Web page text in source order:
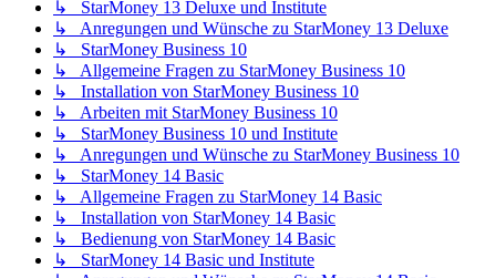
↳ StarMoney 13 Deluxe und Institute
↳ Anregungen und Wünsche zu StarMoney 13 Deluxe
↳ StarMoney Business 10
↳ Allgemeine Fragen zu StarMoney Business 10
↳ Installation von StarMoney Business 10
↳ Arbeiten mit StarMoney Business 10
↳ StarMoney Business 10 und Institute
↳ Anregungen und Wünsche zu StarMoney Business 10
↳ StarMoney 14 Basic
↳ Allgemeine Fragen zu StarMoney 14 Basic
↳ Installation von StarMoney 14 Basic
↳ Bedienung von StarMoney 14 Basic
↳ StarMoney 14 Basic und Institute